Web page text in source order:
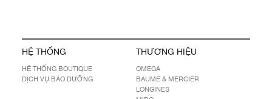
HỆ THỐNG
HỆ THỐNG BOUTIQUE
DỊCH VỤ BẢO DƯỠNG
THƯƠNG HIỆU
OMEGA
BAUME & MERCIER
LONGINES